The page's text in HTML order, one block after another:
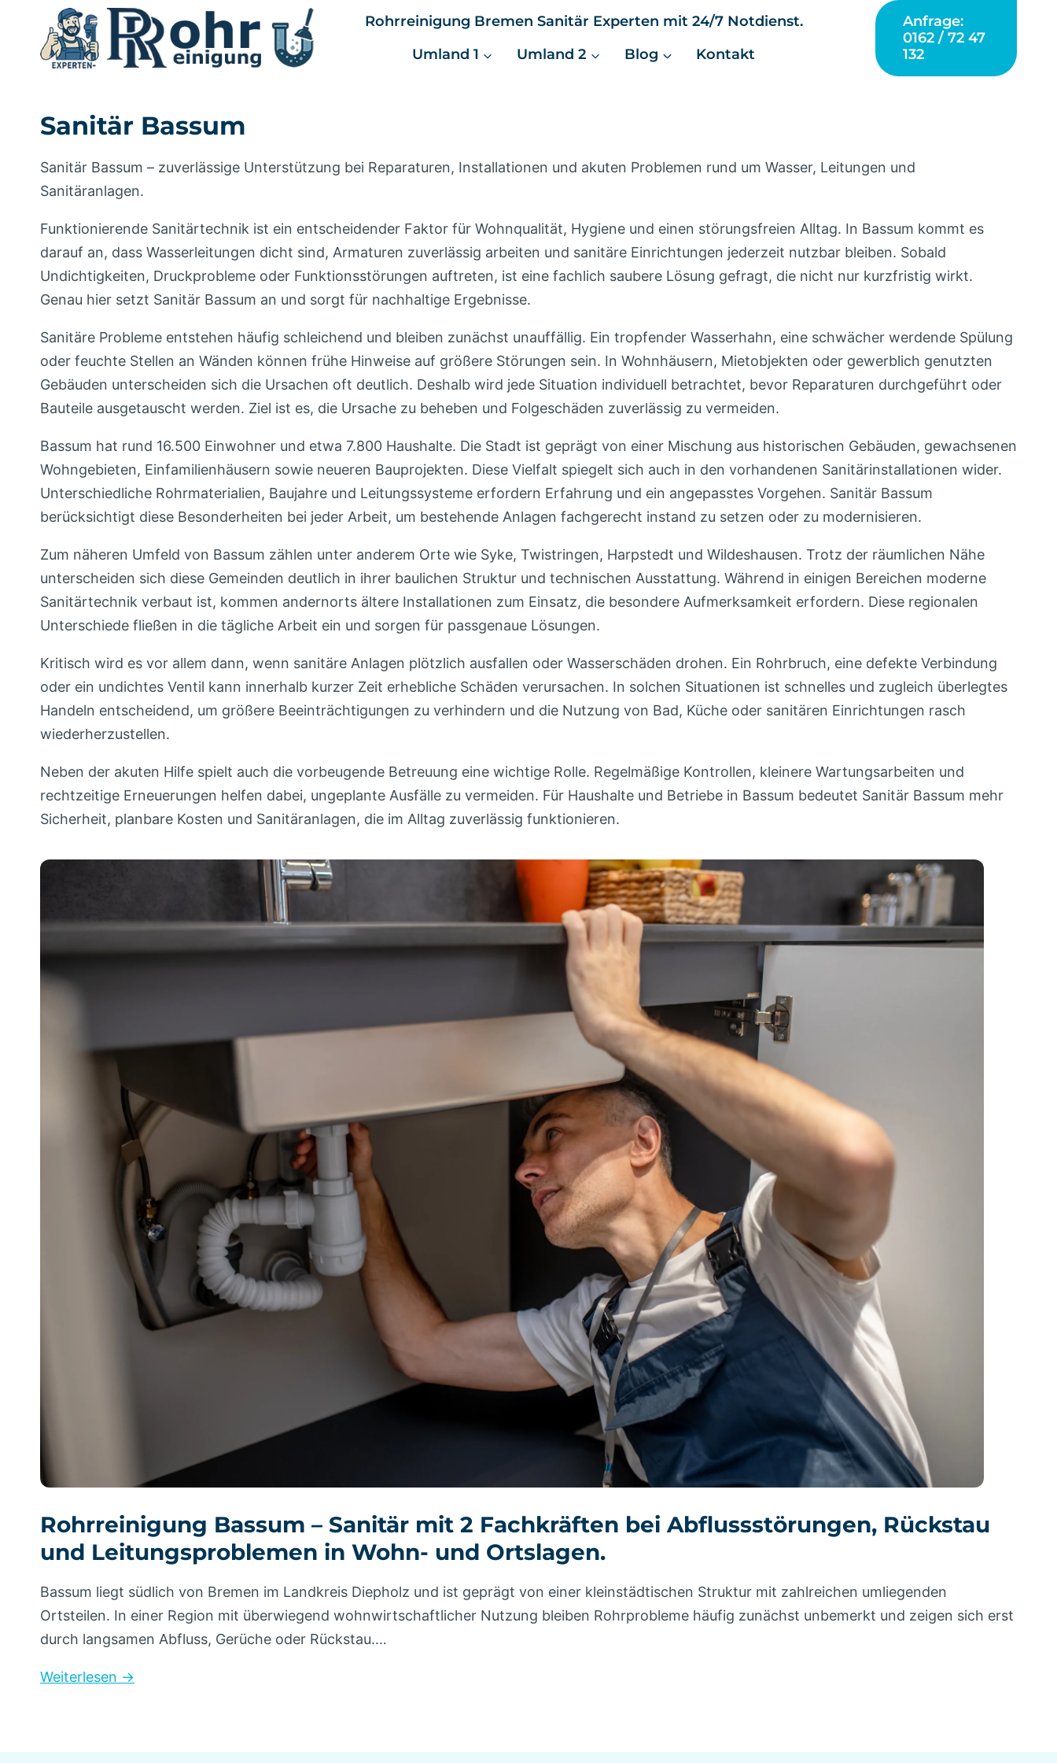
springen
Rohrreinigung Bremen Sanitär Experten mit 24/7 Notdienst.
Umland 1
Umland 2 Blog Kontakt
Anfrage:
0162 / 72 47
132
Sanitär Bassum
Sanitär Bassum – zuverlässige Unterstützung bei Reparaturen, Installationen und akuten Problemen rund um Wasser, Leitungen und
Sanitäranlagen.
Funktionierende Sanitärtechnik ist ein entscheidender Faktor für Wohnqualität, Hygiene und einen störungsfreien Alltag. In Bassum kommt es
darauf an, dass Wasserleitungen dicht sind, Armaturen zuverlässig arbeiten und sanitäre Einrichtungen jederzeit nutzbar bleiben. Sobald
Undichtigkeiten, Druckprobleme oder Funktionsstörungen auftreten, ist eine fachlich saubere Lösung gefragt, die nicht nur kurzfristig wirkt.
Genau hier setzt Sanitär Bassum an und sorgt für nachhaltige Ergebnisse.
Sanitäre Probleme entstehen häufig schleichend und bleiben zunächst unauffällig. Ein tropfender Wasserhahn, eine schwächer werdende Spülung
oder feuchte Stellen an Wänden können frühe Hinweise auf größere Störungen sein. In Wohnhäusern, Mietobjekten oder gewerblich genutzten
Gebäuden unterscheiden sich die Ursachen oft deutlich. Deshalb wird jede Situation individuell betrachtet, bevor Reparaturen durchgeführt oder
Bauteile ausgetauscht werden. Ziel ist es, die Ursache zu beheben und Folgeschäden zuverlässig zu vermeiden.
Bassum hat rund 16.500 Einwohner und etwa 7.800 Haushalte. Die Stadt ist geprägt von einer Mischung aus historischen Gebäuden, gewachsenen
Wohngebieten, Einfamilienhäusern sowie neueren Bauprojekten. Diese Vielfalt spiegelt sich auch in den vorhandenen Sanitärinstallationen wider.
Unterschiedliche Rohrmaterialien, Baujahre und Leitungssysteme erfordern Erfahrung und ein angepasstes Vorgehen. Sanitär Bassum
berücksichtigt diese Besonderheiten bei jeder Arbeit, um bestehende Anlagen fachgerecht instand zu setzen oder zu modernisieren.
Zum näheren Umfeld von Bassum zählen unter anderem Orte wie Syke, Twistringen, Harpstedt und Wildeshausen. Trotz der räumlichen Nähe
unterscheiden sich diese Gemeinden deutlich in ihrer baulichen Struktur und technischen Ausstattung. Während in einigen Bereichen moderne
Sanitärtechnik verbaut ist, kommen andernorts ältere Installationen zum Einsatz, die besondere Aufmerksamkeit erfordern. Diese regionalen
Unterschiede fließen in die tägliche Arbeit ein und sorgen für passgenaue Lösungen.
Kritisch wird es vor allem dann, wenn sanitäre Anlagen plötzlich ausfallen oder Wasserschäden drohen. Ein Rohrbruch, eine defekte Verbindung
oder ein undichtes Ventil kann innerhalb kurzer Zeit erhebliche Schäden verursachen. In solchen Situationen ist schnelles und zugleich überlegtes
Handeln entscheidend, um größere Beeinträchtigungen zu verhindern und die Nutzung von Bad, Küche oder sanitären Einrichtungen rasch
wiederherzustellen.
Neben der akuten Hilfe spielt auch die vorbeugende Betreuung eine wichtige Rolle. Regelmäßige Kontrollen, kleinere Wartungsarbeiten und
rechtzeitige Erneuerungen helfen dabei, ungeplante Ausfälle zu vermeiden. Für Haushalte und Betriebe in Bassum bedeutet Sanitär Bassum mehr
Sicherheit, planbare Kosten und Sanitäranlagen, die im Alltag zuverlässig funktionieren.
Rohrreinigung Bassum – Sanitär mit 2 Fachkräften bei Abflussstörungen, Rückstau
und Leitungsproblemen in Wohn- und Ortslagen.
Bassum liegt südlich von Bremen im Landkreis Diepholz und ist geprägt von einer kleinstädtischen Struktur mit zahlreichen umliegenden
Ortsteilen. In einer Region mit überwiegend wohnwirtschaftlicher Nutzung bleiben Rohrprobleme häufig zunächst unbemerkt und zeigen sich erst
durch langsamen Abfluss, Gerüche oder Rückstau.…
Weiterlesen →